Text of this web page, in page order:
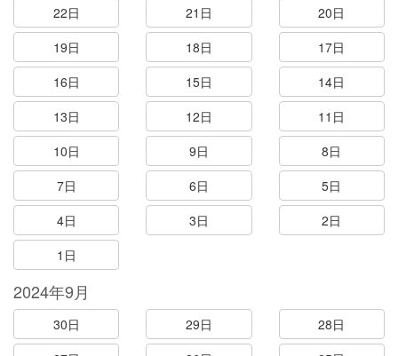
22日
21日
20日
19日
18日
17日
16日
15日
14日
13日
12日
11日
10日
9日
8日
7日
6日
5日
4日
3日
2日
1日
2024年9月
30日 29日
28日